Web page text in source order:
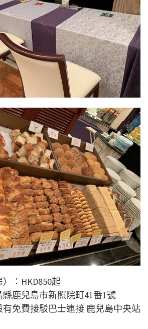
：HKD850起
鹿兒島市新照院町41番1號
免費接駁巴士連接 鹿兒島中央站